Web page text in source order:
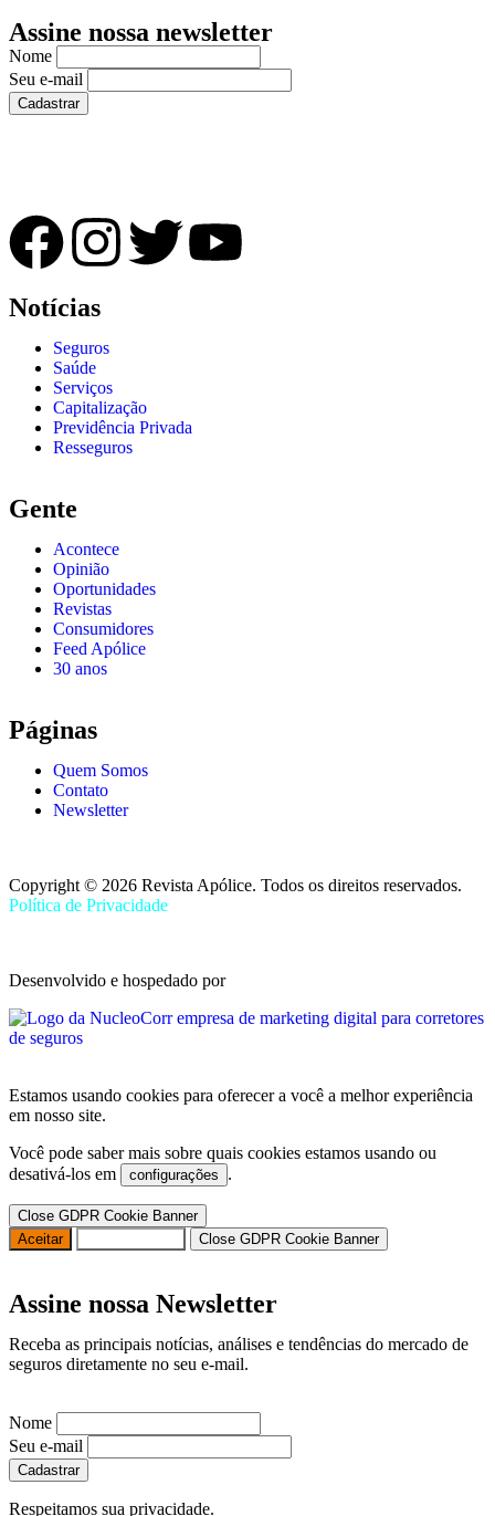
Assine nossa newsletter
Nome
Seu e-mail
Notícias
Seguros
Saúde
Serviços
Capitalização
Previdência Privada
Resseguros
Gente
Acontece
Opinião
Oportunidades
Revistas
Consumidores
Feed Apólice
30 anos
Páginas
Quem Somos
Contato
Newsletter
Copyright © 2026 Revista Apólice. Todos os direitos reservados.
Política de Privacidade
Desenvolvido e hospedado por
Estamos usando cookies para oferecer a você a melhor experiência
em nosso site.
Você pode saber mais sobre quais cookies estamos usando ou
desativá-los em
configurações .
Close GDPR Cookie Banner
Aceitar
Close GDPR Cookie Banner
Assine nossa Newsletter
Receba as principais notícias, análises e tendências do mercado de
seguros diretamente no seu e-mail.
Nome
Seu e-mail
Respeitamos sua privacidade.